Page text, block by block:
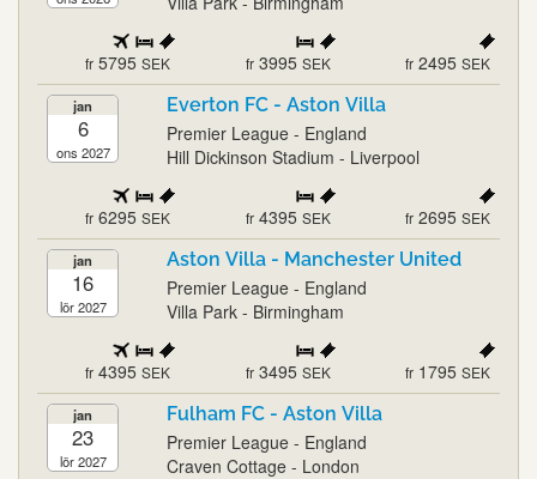
fr 5795 SEK fr 3995 SEK fr 2495 SEK
jan
6
ons 2027
Everton FC - Aston Villa
Premier League - England
Hill Dickinson Stadium - Liverpool
fr 6295 SEK fr 4395 SEK fr 2695 SEK
jan
16
lör 2027
Aston Villa - Manchester United
Premier League - England
Villa Park - Birmingham
fr 4395 SEK fr 3495 SEK fr 1795 SEK
jan
23
lör 2027
Fulham FC - Aston Villa
Premier League - England
Craven Cottage - London